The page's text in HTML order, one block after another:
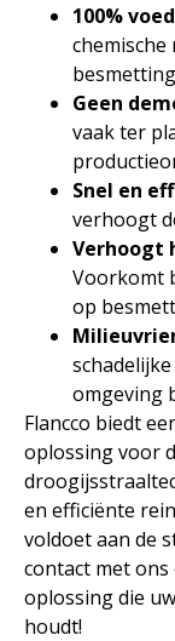
100%
Geen
vaak ter
Snel en
verhoogt
Verhoogt
Voorkomt
op
omgeving
Flancco biedt
oplossing voor
en efficiënte
voldoet aan de
contact met
oplossing die
houdt!